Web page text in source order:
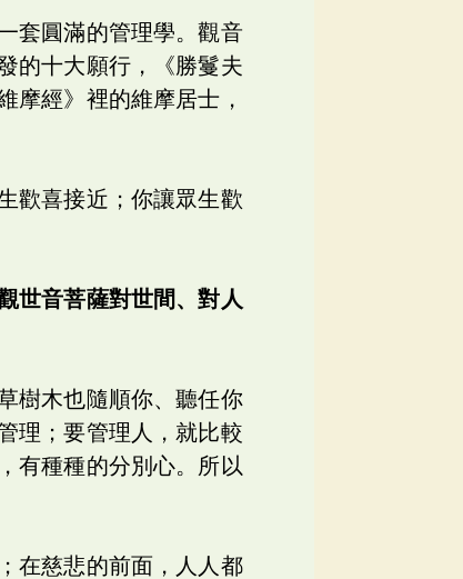
套圓滿的管理學。觀音
的十大願行，《勝鬘夫
摩經》裡的維摩居士，
歡喜接近；你讓眾生歡
世音菩薩對世間、對人
樹木也隨順你、聽任你
理；要管理人，就比較
有種種的分別心。所以
在慈悲的前面，人人都